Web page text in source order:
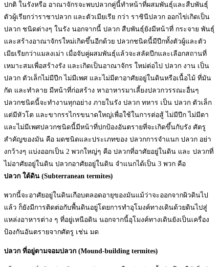
ปกติ ในรังหรือ อาณาจักรจะพบปลวกคู่นี้ทำหน้าที่ผสมพันธุ์และสืบพันธุ์
ตัวผู้เรียกว่าราชาปลวก และตัวเมียเรีย กว่า ราชินีปลวก ออกไข่เกิดเป็น
ปลวก ชนิดต่างๆ ในรัง นอกจากนี้ ปลวก สืบพันธุ์ยังมีหน้าที่ กระจาย พันธุ์
และสร้างอาณาจักรใหม่เกิดขึ้นอีกด้วย ปลวกชนิดนี้มีปีกทั้งตัวผู้และตัว
เมียเรียกว่าแมลงเม่า เมื่อจับคู่ผสมพันธุ์แล้วจะสลัดปีกและเลือกสถานที่
เหมาะสมเพื่อสร้างรัง และเกิดเป็นอาณาจักร ใหม่ต่อไป ปลวก งาน เป็น
ปลวก ตัวเล็กไม่มีปีก ไม่มีเพศ และไม่มีตาอาศัยอยู่ในดินหรือเนื้อไม้ ที่มัน
กัด และทำลาย มีหน้าที่ก่อสร้าง หาอาหารมาเลี้ยงปลวกวรรณะอื่นๆ
ปลวกชนิดนี้จะทำงานทุกอย่าง ภายในรัง ปลวก ทหาร เป็น ปลวก ตัวเล็ก
แต่มีหัวโต และขากรรไกรขนาดใหญ่เพื่อใช้ในการต่อสู้ ไม่มีปีก ไม่มีตา
และไม่มีเพศปลวกชนิดนี้มีหน้าที่ปกป้องอันตรายที่จะเกิดขึ้นกับรัง ศัตรู
สำคัญของมัน คือ มดชนิดและประเภทของ ปลวกการจำแนก ปลวก อย่า
งกว้างๆ แบ่งออกเป็น 2 พวกใหญ่ๆ คือ ปลวกที่อาศัยอยู่ในดิน และ ปลวกที่
ไม่อาศัยอยู่ในดิน ปลวกอาศัยอยู่ในดิน จำแนกได้เป็น 3 พวก คือ
ปลวก ใต้ดิน (Subterranean termites)
พวกนี้จะอาศัยอยู่ในดินเกือบตลอดอายุของมันแม้ว่าจะออกจากผิวดินไป
แล้ว ก็ยังมีการติดต่อกับพื้นดินอยู่โดยการทำอุโมงค์ทางเดินด้วยดินไปสู่
แหล่งอาหารต่าง ๆ ที่อยู่เหนือดิน นอกจากนี้อุโมงค์ทางเดินยังเป็นเครื่อง
ป้องกันอันตรายจากศัตรู เช่น มด
ปลวก ที่อยู่ตามจอมปลวก (Mound-building termites)